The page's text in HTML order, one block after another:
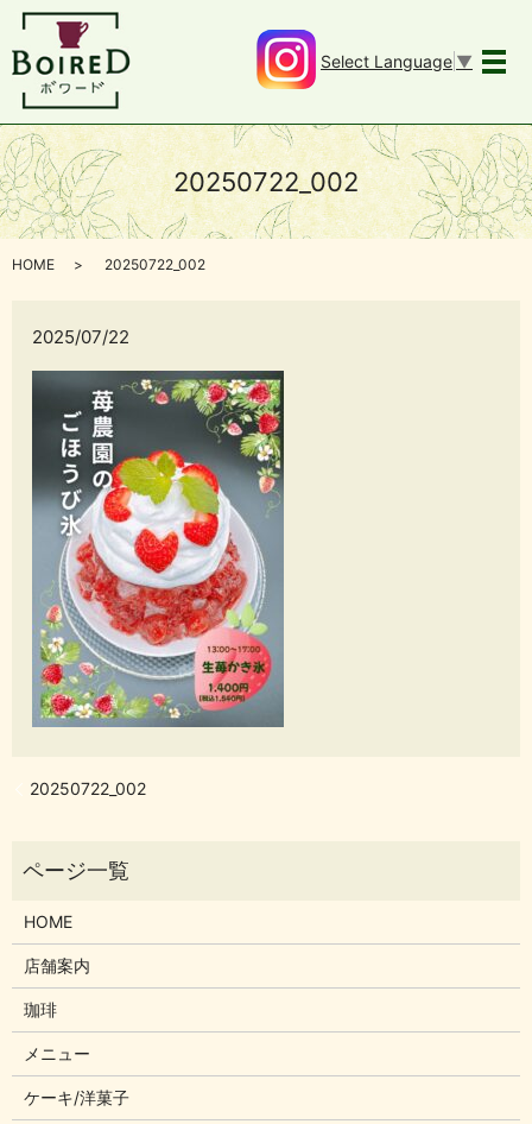
メ
Select Language ▼
20250722_002
HOME 20250722_002
2025/07/22
20250722_002
HOME
店舗案内
珈琲
メニュー
ケーキ/洋菓子